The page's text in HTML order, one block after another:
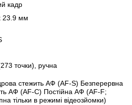
кадр
23.9 мм
точки), ручна
стежить АФ (AF-S) Безперервна
АФ (AF-C) Постійна АФ (AF-F;
тільки в режимі відеозйомки)